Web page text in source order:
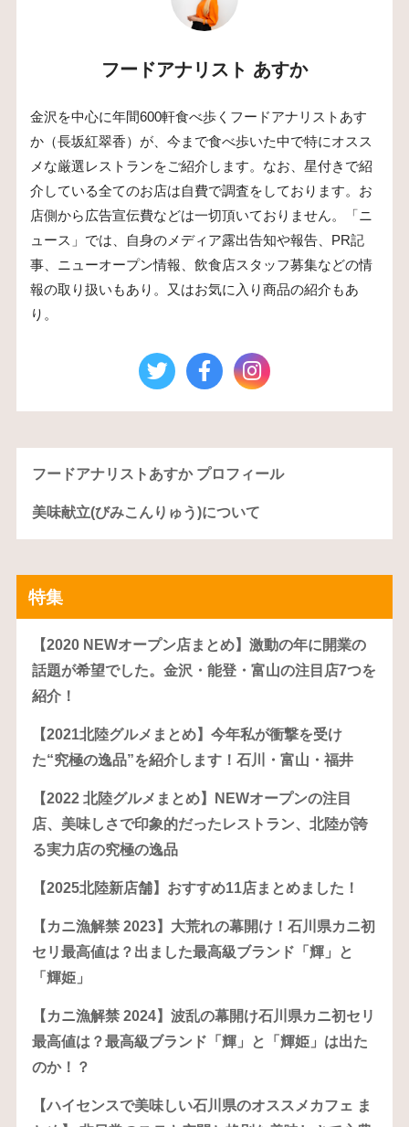
フードアナリスト あすか
金沢を中心に年間600軒食べ歩くフードアナリストあす
か（長坂紅翠香）が、今まで食べ歩いた中で特にオスス
メな厳選レストランをご紹介します。なお、星付きで紹
介している全てのお店は自費で調査をしております。お
店側から広告宣伝費などは一切頂いておりません。「ニ
ュース」では、自身のメディア露出告知や報告、PR記
事、ニューオープン情報、飲食店スタッフ募集などの情
報の取り扱いもあり。又はお気に入り商品の紹介もあ
り。
フードアナリストあすか プロフィール
美味献立(びみこんりゅう)について
特集
【2020 NEWオープン店まとめ】激動の年に開業の
話題が希望でした。金沢・能登・富山の注目店7つを
紹介！
【2021北陸グルメまとめ】今年私が衝撃を受け
た“究極の逸品”を紹介します！石川・富山・福井
【2022 北陸グルメまとめ】NEWオープンの注目
店、美味しさで印象的だったレストラン、北陸が誇
る実力店の究極の逸品
【2025北陸新店舗】おすすめ11店まとめました！
【カニ漁解禁 2023】大荒れの幕開け！石川県カニ初
セリ最高値は？出ました最高級ブランド「輝」と
「輝姫」
【カニ漁解禁 2024】波乱の幕開け石川県カニ初セリ
最高値は？最高級ブランド「輝」と「輝姫」は出た
のか！？
【ハイセンスで美味しい石川県のオススメカフェ ま